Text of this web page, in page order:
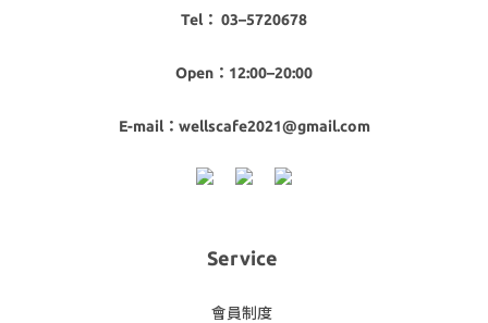
Tel： 03–5720678
Open：12:00–20:00
E-mail：wellscafe2021@gmail.com
Service
會員制度